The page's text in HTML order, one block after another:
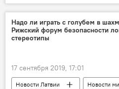
Прибалтика
Великая
Александр Ржавин
Надо ли играть с голубем в
Рижский форум безопасности
стереотипы
17 сентября 2019, 17:01
Новости Латвии
Новости